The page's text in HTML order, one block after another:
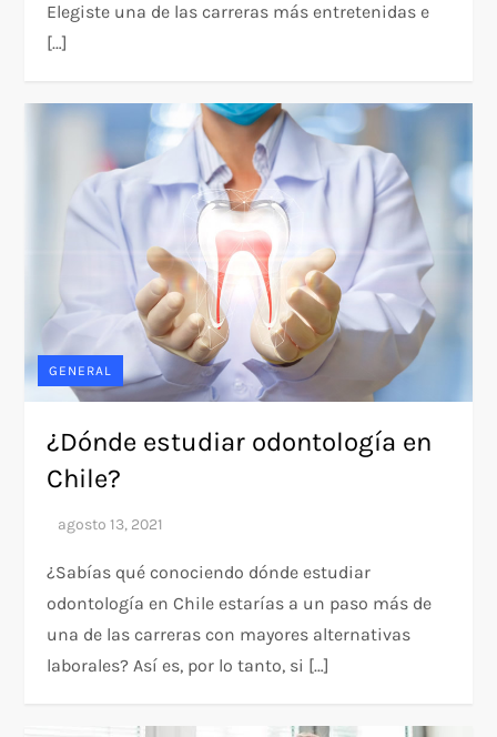
Elegiste una de las carreras más entretenidas e
[…]
GENERAL
¿Dónde estudiar odontología en
Chile?
¿Sabías qué conociendo dónde estudiar
odontología en Chile estarías a un paso más de
una de las carreras con mayores alternativas
laborales? Así es, por lo tanto, si […]